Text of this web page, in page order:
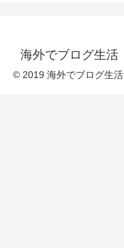
海外でブログ生活
© 2019 海外でブログ生活.